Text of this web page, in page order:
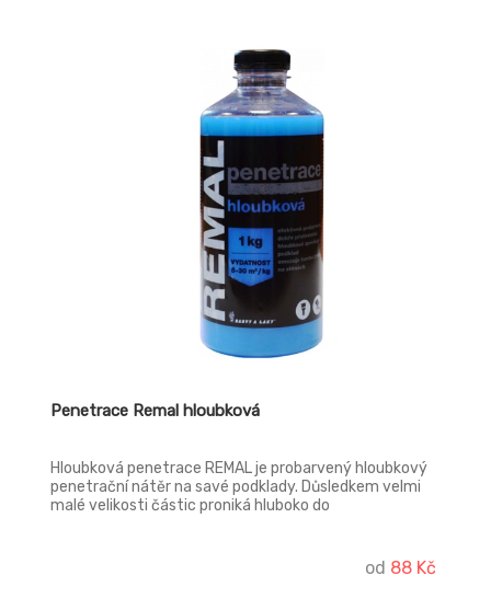
Penetrace Remal hloubková
Hloubková penetrace REMAL je probarvený hloubkový
penetrační nátěr na savé podklady. Důsledkem velmi
malé velikosti částic proniká hluboko do
rozsah nátěru, aby nezůstal místy nezpenetrovaný
od 88 Kč